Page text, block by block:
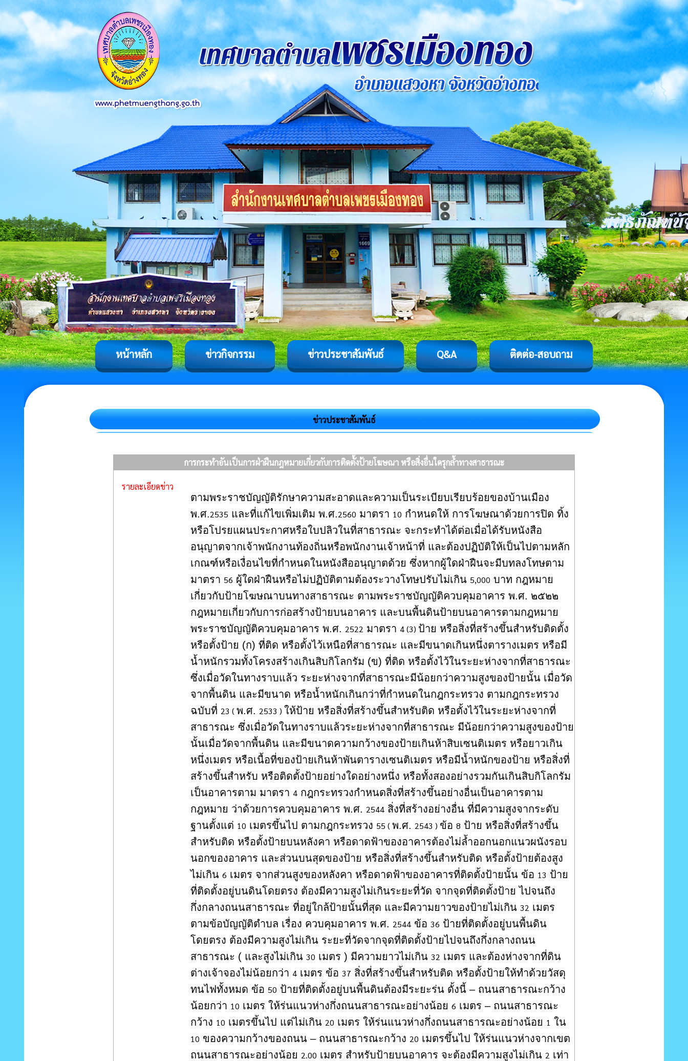
หน้าหลัก ข่าวกิจกรรม ข่าวประชาสัมพันธ์ Q&A ติดต่อ-สอบถาม
ข่าวประชาสัมพันธ์
การกระทำอันเป็นการฝ่าฝืนกฎหมายเกี่ยวกับการติดตั้งป้ายโฆษณา หรือสิ่งอื่นใดรุกล้ำทางสาธารณะ
รายละเอียดข่าว
ตามพระราชบัญญัติรักษาความสะอาดและความเป็นระเบียบเรียบร้อยของบ้านเมือง
พ.ศ.2535 และที่แก้ไขเพิ่มเติม พ.ศ.2560 มาตรา 10 กำหนดให้ การโฆษณาด้วยการปิด ทิ้ง
หรือโปรยแผนประกาศหรือใบปลิวในที่สาธารณะ จะกระทําได้ต่อเมื่อได้รับหนังสือ
อนุญาตจากเจ้าพนักงานท้องถิ่นหรือพนักงานเจ้าหน้าที่ และต้องปฏิบัติให้เป็นไปตามหลัก
เกณฑ์หรือเงื่อนไขที่กำหนดในหนังสืออนุญาตด้วย ซึ่งหากผู้ใดฝ่าฝืนจะมีบทลงโทษตาม
มาตรา 56 ผู้ใดฝ่าฝืนหรือไม่ปฏิบัติตามต้องระวางโทษปรับไม่เกิน 5,000 บาท กฎหมาย
เกี่ยวกับป้ายโฆษณาบนทางสาธารณะ ตามพระราชบัญญัติควบคุมอาคาร พ.ศ. ๒๕๒๒
กฎหมายเกี่ยวกับการก่อสร้างป้ายบนอาคาร และบนพื้นดินป้ายบนอาคารตามกฎหมาย
พระราชบัญญัติควบคุมอาคาร พ.ศ. 2522 มาตรา 4 (3) ป้าย หรือสิ่งที่สร้างขึ้นสำหรับติดตั้ง
หรือตั้งป้าย (ก) ที่ติด หรือตั้งไว้เหนือที่สาธารณะ และมีขนาดเกินหนึ่งตารางเมตร หรือมี
น้ำหนักรวมทั้งโครงสร้างเกินสิบกิโลกรัม (ข) ที่ติด หรือตั้งไว้ในระยะห่างจากที่สาธารณะ
ซึ่งเมื่อวัดในทางราบแล้ว ระยะห่างจากที่สาธารณะมีน้อยกว่าความสูงของป้ายนั้น เมื่อวัด
จากพื้นดิน และมีขนาด หรือน้ำหนักเกินกว่าที่กำหนดในกฎกระทรวง ตามกฎกระทรวง
ฉบับที่ 23 (พ.ศ. 2533 ) ให้ป้าย หรือสิ่งที่สร้างขึ้นสำหรับติด หรือตั้งไว้ในระยะห่างจากที่
สาธารณะ ซึ่งเมื่อวัดในทางราบแล้วระยะห่างจากที่สาธารณะ มีน้อยกว่าความสูงของป้าย
นั้นเมื่อวัดจากพื้นดิน และมีขนาดความกว้างของป้ายเกินห้าสิบเซนติเมตร หรือยาวเกิน
หนึ่งเมตร หรือเนื้อที่ของป้ายเกินห้าพันตารางเซนติเมตร หรือมีน้ำหนักของป้าย หรือสิ่งที่
สร้างขึ้นสำหรับ หรือติดตั้งป้ายอย่างใดอย่างหนึ่ง หรือทั้งสองอย่างรวมกันเกินสิบกิโลกรัม
เป็นอาคารตาม มาตรา 4 กฎกระทรวงกำหนดสิ่งที่สร้างขึ้นอย่างอื่นเป็นอาคารตาม
กฎหมาย ว่าด้วยการควบคุมอาคาร พ.ศ. 2544 สิ่งที่สร้างอย่างอื่น ที่มีความสูงจากระดับ
ฐานตั้งแต่ 10 เมตรขึ้นไป ตามกฎกระทรวง 55 (พ.ศ. 2543 ) ข้อ 8 ป้าย หรือสิ่งที่สร้างขึ้น
สำหรับติด หรือตั้งป้ายบนหลังคา หรือดาดฟ้าของอาคารต้องไม่ล้ำออกนอกแนวผนังรอบ
นอกของอาคาร และส่วนบนสุดของป้าย หรือสิ่งที่สร้างขึ้นสำหรับติด หรือตั้งป้ายต้องสูง
ไม่เกิน 6 เมตร จากส่วนสูงของหลังคา หรือดาดฟ้าของอาคารที่ติดตั้งป้ายนั้น ข้อ 13 ป้าย
ที่ติดตั้งอยู่บนดินโดยตรง ต้องมีความสูงไม่เกินระยะที่วัด จากจุดที่ติดตั้งป้าย ไปจนถึง
กึ่งกลางถนนสาธารณะ ที่อยู่ใกล้ป้ายนั้นที่สุด และมีความยาวของป้ายไม่เกิน 32 เมตร
ตามข้อบัญญัติตำบล เรื่อง ควบคุมอาคาร พ.ศ. 2544 ข้อ 36 ป้ายที่ติดตั้งอยู่บนพื้นดิน
โดยตรง ต้องมีความสูงไม่เกิน ระยะที่วัดจากจุดที่ติดตั้งป้ายไปจนถึงกึ่งกลางถนน
สาธารณะ ( และสูงไม่เกิน 30 เมตร ) มีความยาวไม่เกิน 32 เมตร และต้องห่างจากที่ดิน
ต่างเจ้าจองไม่น้อยกว่า 4 เมตร ข้อ 37 สิ่งที่สร้างขึ้นสำหรับติด หรือตั้งป้ายให้ทำด้วยวัสดุ
ทนไฟทั้งหมด ข้อ 50 ป้ายที่ติดตั้งอยู่บนพื้นดินต้องมีระยะร่น ดั้งนี้ – ถนนสาธารณะกว้าง
น้อยกว่า 10 เมตร ให้ร่นแนวห่างกึ่งถนนสาธารณะอย่างน้อย 6 เมตร – ถนนสาธารณะ
กว้าง 10 เมตรขึ้นไป แต่ไม่เกิน 20 เมตร ให้ร่นแนวห่างกึ่งถนนสาธารณะอย่างน้อย 1 ใน
10 ของความกว้างของถนน – ถนนสาธารณะกว้าง 20 เมตรขึ้นไป ให้ร่นแนวห่างจากเขต
ถนนสาธารณะอย่างน้อย 2.00 เมตร สำหรับป้ายบนอาคาร จะต้องมีความสูงไม่เกิน 2 เท่า